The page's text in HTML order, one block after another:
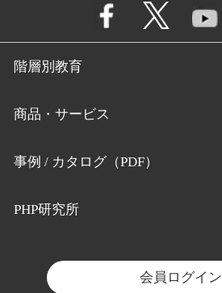
階層別教育
商品・サービス
事例 / カタログ（PDF）
PHP研究所
会員ログイン